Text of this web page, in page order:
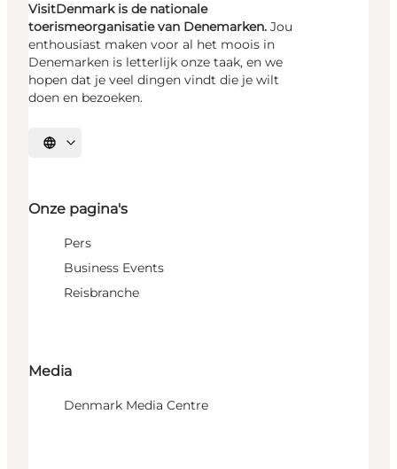
VisitDenmark is de nationale
toerismeorganisatie van Denemarken. Jou
enthousiast maken voor al het moois in
Denemarken is letterlijk onze taak, en we
hopen dat je veel dingen vindt die je wilt
doen en bezoeken.
Selecteer taal
Onze pagina's
Pers
Business Events
Reisbranche
Media
Denmark Media Centre